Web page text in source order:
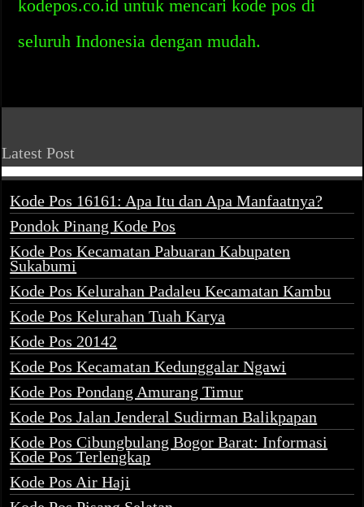
kodepos.co.id untuk mencari kode pos di
seluruh Indonesia dengan mudah.
Latest Post
Kode Pos 16161: Apa Itu dan Apa Manfaatnya?
Pondok Pinang Kode Pos
Kode Pos Kecamatan Pabuaran Kabupaten
Sukabumi
Kode Pos Kelurahan Padaleu Kecamatan Kambu
Kode Pos Kelurahan Tuah Karya
Kode Pos 20142
Kode Pos Kecamatan Kedunggalar Ngawi
Kode Pos Pondang Amurang Timur
Kode Pos Jalan Jenderal Sudirman Balikpapan
Kode Pos Cibungbulang Bogor Barat: Informasi
Kode Pos Terlengkap
Kode Pos Air Haji